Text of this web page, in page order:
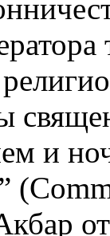
и